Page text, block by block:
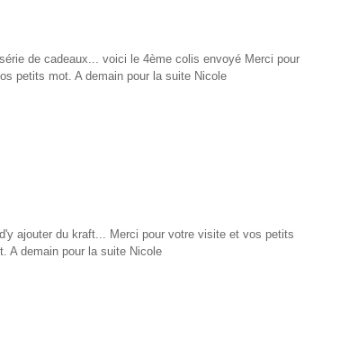
de cadeaux... voici le 4ème colis envoyé Merci pour
petits mot. A demain pour la suite Nicole
ajouter du kraft... Merci pour votre visite et vos petits
A demain pour la suite Nicole